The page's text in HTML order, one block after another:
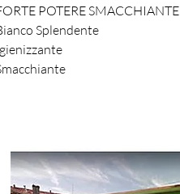
POTERE SMACCHIANTE
Splendente